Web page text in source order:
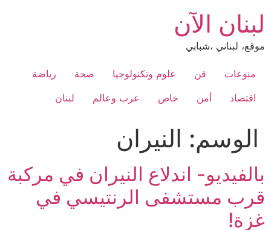
content
لبنان الآن
موقع، لبناني ،شبابي
منوعات فن علوم وتكنولوجيا صحة
رياضة
اقتصاد
أمن خاص عرب وعالم لبنان
الوسم: النيران
بالفيديو- اندلاع النيران في مركبة
قرب مستشفى الرنتيسي في
غزة!